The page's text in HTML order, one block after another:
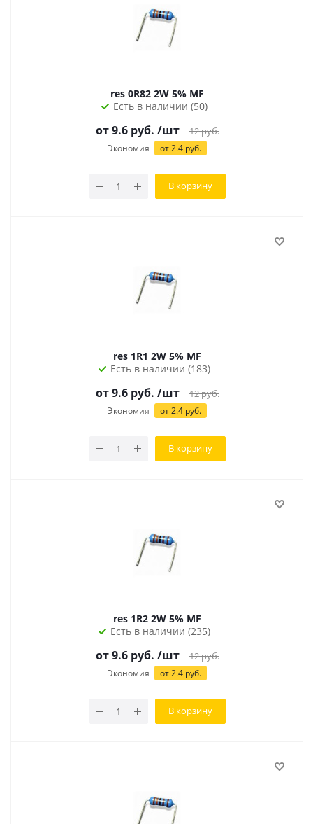
res 0R82 2W 5% MF
Есть в наличии (50)
от 9.6 руб. /шт 12руб.
Экономия от 2.4 руб.
В корзину
res 1R1 2W 5% MF
Есть в наличии (183)
от 9.6 руб. /шт 12руб.
Экономия от 2.4 руб.
В корзину
res 1R2 2W 5% MF
Есть в наличии (235)
от 9.6 руб. /шт 12руб.
Экономия от 2.4 руб.
В корзину